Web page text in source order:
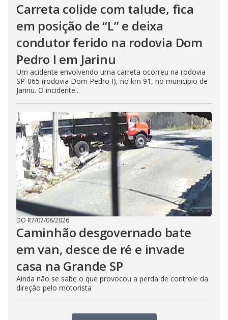
Carreta colide com talude, fica
em posição de “L” e deixa
condutor ferido na rodovia Dom
Pedro I em Jarinu
Um acidente envolvendo uma carreta ocorreu na rodovia
SP-065 (rodovia Dom Pedro I), no km 91, no município de
Jarinu. O incidente...
DO R7/07/08/2026
Caminhão desgovernado bate
em van, desce de ré e invade
casa na Grande SP
Ainda não se sabe o que provocou a perda de controle da
direção pelo motorista